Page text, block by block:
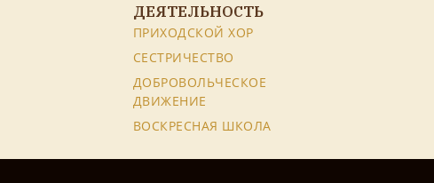
ДЕЯТЕЛЬНОСТЬ
ПРИХОДСКОЙ ХОР
СЕСТРИЧЕСТВО
ДОБРОВОЛЬЧЕСКОЕ
ДВИЖЕНИЕ
ВОСКРЕСНАЯ ШКОЛА